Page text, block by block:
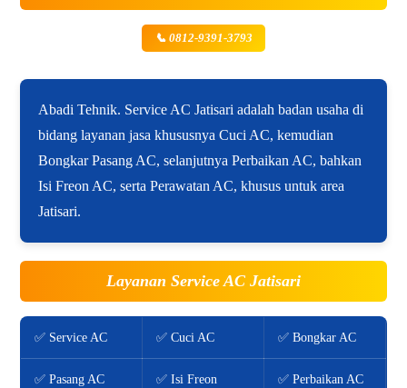
📞 0812-9391-3793
Abadi Tehnik. Service AC Jatisari adalah badan usaha di
bidang layanan jasa khususnya Cuci AC, kemudian
Bongkar Pasang AC, selanjutnya Perbaikan AC, bahkan
Isi Freon AC, serta Perawatan AC, khusus untuk area
Jatisari.
Layanan Service AC Jatisari
✅ Service AC ✅ Cuci AC ✅ Bongkar AC
✅ Pasang AC ✅ Isi Freon ✅ Perbaikan AC